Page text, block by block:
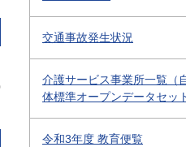
交通事故発生状況
介護サービス事業所一覧（
体標準オープンデータセッ
令和3年度 教育便覧